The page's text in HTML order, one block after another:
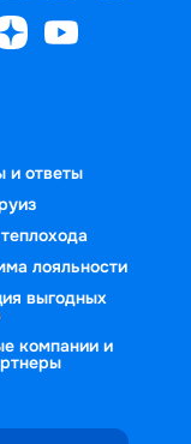
и ответы
лояльности
выгодных
компании и